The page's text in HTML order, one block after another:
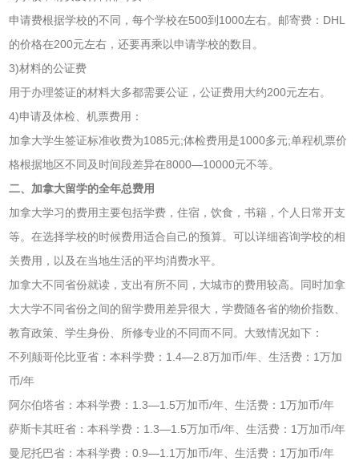
申请费根据学校的不同，每个学校在500到1000左右。邮寄费：DHL
的价格在200元左右，还要再乘以申请学校的数目。
3)材料的公证费
用于办理签证的材料大多都需要公证，公证费用大约200元左右。
4)申请及体检、机票费用：
加拿大学生签证标准收费为1085元;体检费用是1000多元;单程机票价
格根据地区不同及时间段差异在8000—10000元不等。
二、加拿大留学的全年总费用
加拿大学习的费用主要包括学费，住宿，饮食，书籍，个人日常开支
等。在选择学校的时候费用适合自己的预算。可以详细咨询学校的相
关费用，以及在当地生活的平均消费水平。
加拿大不同省份就读，支出有所不同，大城市的费用较高。同时加拿
大大学不同省份之间的留学费用差异很大，学费随各省的物价指数、
教育政策、学生身份、所修专业的不同而不同。大致情况如下：
不列颠哥伦比亚省：本科学费：1.4—2.8万加币/年、生活费：1万加
币/年
阿尔伯塔省：本科学费：1.3—1.5万加币/年、生活费：1万加币/年
萨斯卡其旺省：本科学费：1.3—1.5万加币/年、生活费：1万加币/年
曼尼托巴省：本科学费：0.9—1.1万加币/年、生活费：1万加币/年